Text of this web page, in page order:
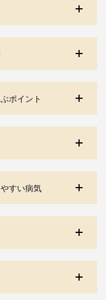
ポイント
すい病気